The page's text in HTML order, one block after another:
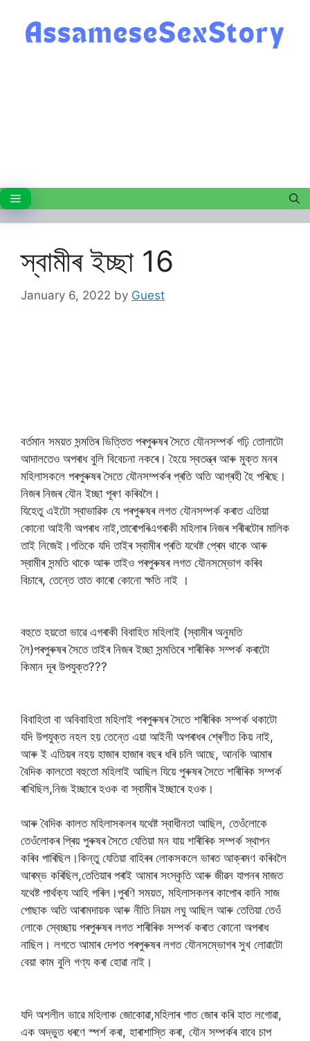
content
Menu
স্বামীৰ ইচ্ছা 16
January 6, 2022 by Guest
বৰ্তমান সময়ত সন্মতিৰ ভিত্তিত পৰপুৰুষৰ সৈতে যৌনসম্পৰ্ক গঢ়ি তোলাটো
আদালতেও অপৰাধ বুলি বিবেচনা নকৰে। হৈয়ে স্বতন্ত্ৰ আৰু মুক্ত মনৰ
মহিলাসকলে পৰপুৰুষৰ সৈতে যৌনসম্পৰ্কৰ প্ৰতি অতি আগ্ৰহী হৈ পৰিছে।
নিজৰ নিজৰ যৌন ইচ্ছা পূৰণ কৰিবলৈ।
যিহেতু এইটো স্বাভাৱিক যে পৰপুৰুষৰ লগত যৌনসম্পৰ্ক কৰাত এতিয়া
কোনো আইনী অপৰাধ নাই,তাৰোপৰিএগৰাকী মহিলাৰ নিজৰ শৰীৰটোৰ মালিক
তাই নিজেই।গতিকে যদি তাইৰ স্বামীৰ প্ৰতি যথেষ্ট প্ৰেম থাকে আৰু
স্বামীৰ সন্মতি থাকে আৰু তাইও পৰপুৰুষৰ লগত যৌনসম্ভোগ কৰিব
বিচাৰে, তেন্তে তাত কাৰো কোনো ক্ষতি নাই ।
বহুতে হয়তো ভাৱে এগৰাকী বিবাহিত মহিলাই (স্বামীৰ অনুমতি
লৈ)পৰপুৰুষৰ সৈতে তাইৰ নিজৰ ইচ্ছা সন্মতিৰে শাৰীৰিক সম্পৰ্ক কৰাটো
কিমান দূৰ উপযুক্ত???
বিবাহিতা বা অবিবাহিতা মহিলাই পৰপুৰুষৰ সৈতে শাৰীৰিক সম্পৰ্ক থকাটো
যদি উপযুক্ত নহল হয় তেন্তে এয়া আইনী অপৰাধৰ শ্ৰেণীত কিয় নাই,
আৰু ই এতিয়ৰ নহয় হাজাৰ হাজাৰ বছৰ ধৰি চলি আছে, আনকি আমাৰ
বৈদিক কালতো বহুতো মহিলাই আছিল যিয়ে পুৰুষৰ সৈতে শাৰীৰিক সম্পৰ্ক
ৰাখিছিল,নিজ ইচ্ছাৰে হ‌ওক বা স্বামীৰ ইচ্ছাৰে হ‌ওক।
আৰু বৈদিক কালত মহিলাসকলৰ যথেষ্ট স্বাধীনতা আছিল, তেওঁলোকে
তেওঁলোকৰ প্ৰিয় পুৰুষৰ সৈতে যেতিয়া মন যায় শাৰীৰিক সম্পৰ্ক স্থাপন
কৰিব পাৰিছিল।কিন্তু যেতিয়া বাহিৰৰ লোকসকলে ভাৰত আক্ৰমণ কৰিবলৈ
আৰম্ভ কৰিছিল,তেতিয়াৰ পৰাই আমাৰ সংস্কৃতি আৰু জীৱন যাপনৰ মাজত
যথেষ্ট পাৰ্থক্য আহি পৰিল।পুৰণি সময়ত, মহিলাসকলৰ কাপোৰ কানি সাজ
পোছাক অতি আৰামদায়ক আৰু নীতি নিয়ম লঘু আছিল আৰু তেতিয়া তেওঁ
লোকে স্বেচ্ছায় পৰপুৰুষৰ লগত শাৰীৰিক সম্পৰ্ক কৰাত কোনো অপৰাধ
নাছিল। লগতে আমাৰ দেশত পৰপুৰুষৰ লগত যৌনসম্ভোগৰ সুখ লোৱাটো
বেয়া কাম বুলি গণ্য কৰা হোৱা নাই।
যদি অশলীল ভাৱে মহিলাক জোকোৱা,মহিলাৰ গাত জোৰ কৰি হাত লগোৱা,
এক অদ্ভুত ধৰণে স্পৰ্শ কৰা, হাৰাশাস্তি কৰা, যৌন সম্পৰ্কৰ বাবে চাপ